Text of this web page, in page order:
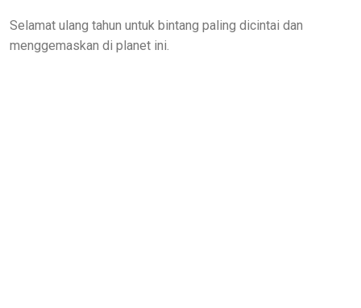
Selamat ulang tahun untuk bintang paling dicintai dan
menggemaskan di planet ini.